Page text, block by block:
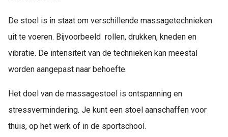
De stoel is in staat om verschillende massagetechnieken
uit te voeren. Bijvoorbeeld rollen, drukken, kneden en
vibratie. De intensiteit van de technieken kan meestal
worden aangepast naar behoefte.
Het doel van de massagestoel is ontspanning en
stressvermindering. Je kunt een stoel aanschaffen voor
thuis, op het werk of in de sportschool.